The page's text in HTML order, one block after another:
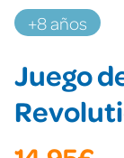
+8 años
Juego